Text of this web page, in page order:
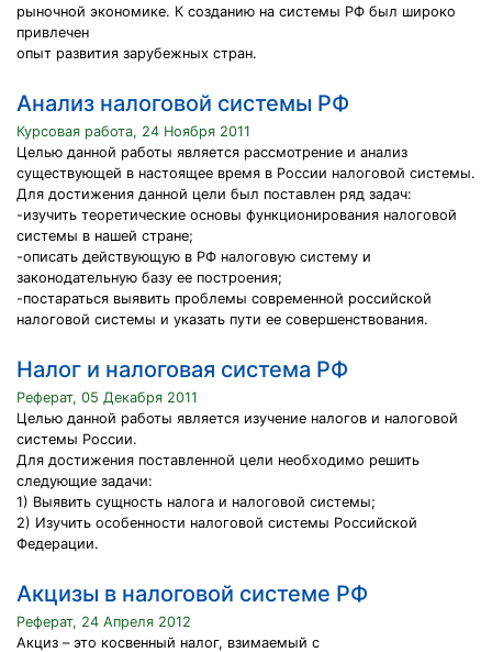
рыночной экономике. К созданию на системы РФ был широко
привлечен
опыт развития зарубежных стран.
Анализ налоговой системы РФ
Курсовая работа, 24 Ноября 2011
Целью данной работы является рассмотрение и анализ
существующей в настоящее время в России налоговой системы.
Для достижения данной цели был поставлен ряд задач:
-изучить теоретические основы функционирования налоговой
системы в нашей стране;
-описать действующую в РФ налоговую систему и
законодательную базу ее построения;
-постараться выявить проблемы современной российской
налоговой системы и указать пути ее совершенствования.
Налог и налоговая система РФ
Реферат, 05 Декабря 2011
Целью данной работы является изучение налогов и налоговой
системы России.
Для достижения поставленной цели необходимо решить
следующие задачи:
1) Выявить сущность налога и налоговой системы;
2) Изучить особенности налоговой системы Российской
Федерации.
Акцизы в налоговой системе РФ
Реферат, 24 Апреля 2012
Акциз – это косвенный налог, взимаемый с